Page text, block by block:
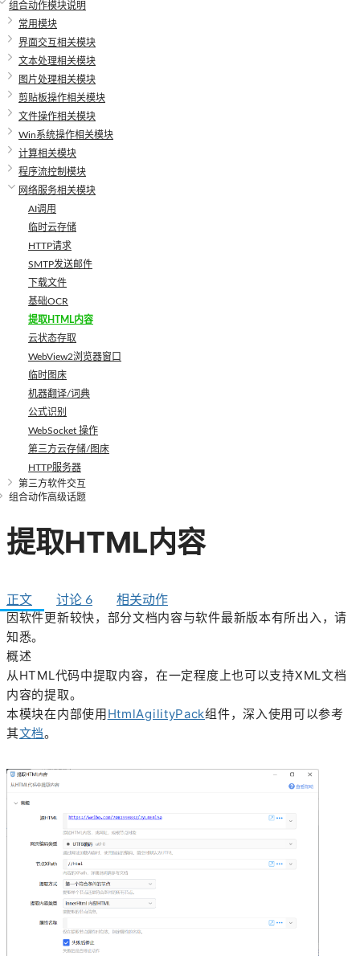
组合动作模块说明
常用模块
界面交互相关模块
文本处理相关模块
图片处理相关模块
剪贴板操作相关模块
文件操作相关模块
Win系统操作相关模块
计算相关模块
程序流控制模块
网络服务相关模块
AI调用
临时云存储
HTTP请求
SMTP发送邮件
下载文件
基础OCR
提取HTML内容
云状态存取
WebView2浏览器窗口
临时图床
机器翻译/词典
公式识别
WebSocket 操作
第三方云存储/图床
HTTP服务器
第三方软件交互
组合动作高级话题
提取HTML内容
正文 讨论 6 相关动作
因软件更新较快，部分文档内容与软件最新版本有所出入，请
知悉。
概述
从HTML代码中提取内容，在一定程度上也可以支持XML文档
内容的提取。
本模块在内部使用HtmlAgilityPack组件，深入使用可以参考
其文档。